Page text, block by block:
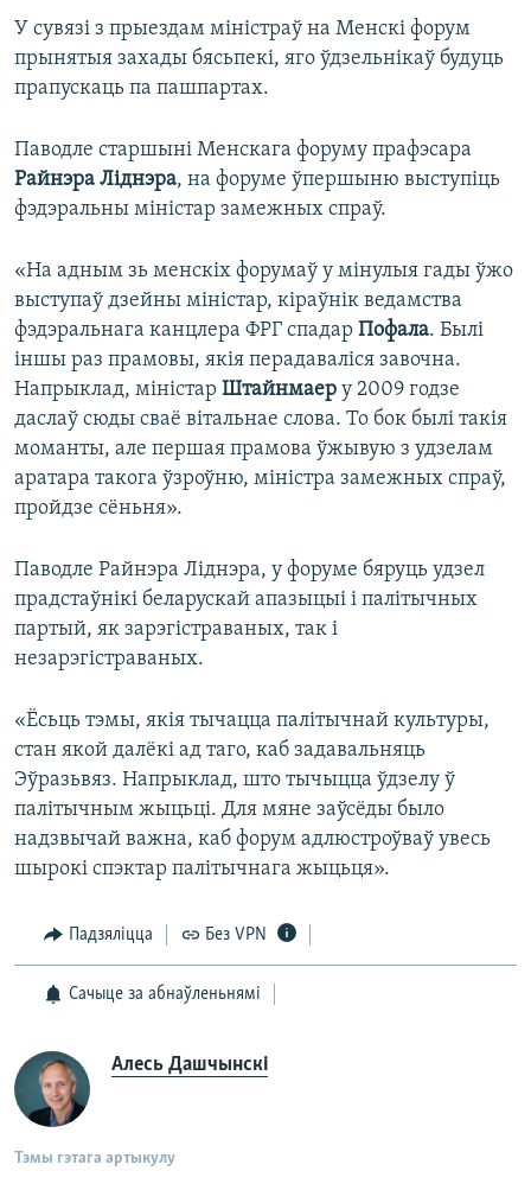
У сувязі з прыездам міністраў на Менскі форум
прынятыя захады бясьпекі, яго ўдзельнікаў будуць
прапускаць па пашпартах.
Паводле старшыні Менскага форуму прафэсара
Райнэра Ліднэра, на форуме ўпершыню выступіць
фэдэральны міністар замежных спраў.
«На адным зь менскіх форумаў у мінулыя гады ўжо
выступаў дзейны міністар, кіраўнік ведамства
фэдэральнага канцлера ФРГ спадар Пофала. Былі
іншы раз прамовы, якія перадаваліся завочна.
Напрыклад, міністар Штайнмаер у 2009 годзе
даслаў сюды сваё вітальнае слова. То бок былі такія
моманты, але першая прамова ўжывую з удзелам
аратара такога ўзроўню, міністра замежных спраў,
пройдзе сёньня».
Паводле Райнэра Ліднэра, у форуме бяруць удзел
прадстаўнікі беларускай апазыцыі і палітычных
партый, як зарэгістраваных, так і
незарэгістраваных.
«Ёсьць тэмы, якія тычацца палітычнай культуры,
стан якой далёкі ад таго, каб задавальняць
Эўразьвяз. Напрыклад, што тычыцца ўдзелу ў
палітычным жыцьці. Для мяне заўсёды было
надзвычай важна, каб форум адлюстроўваў увесь
шырокі спэктар палітычнага жыцьця».
Падзяліцца Без VPN
Сачыце за абнаўленьнямі
Алесь Дашчынскі
Тэмы гэтага артыкулу